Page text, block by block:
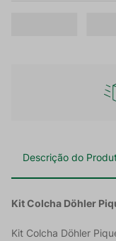
Descrição do
Kit Colcha Döhler
Kit Colcha Döhler